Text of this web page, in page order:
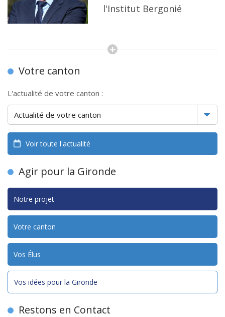
l'Institut Bergonié
Votre canton
L'actualité de votre canton :
Voir toute l'actualité
Agir pour la Gironde
Notre projet
Votre canton
Vos Élus
Vos idées pour la Gironde
Restons en Contact